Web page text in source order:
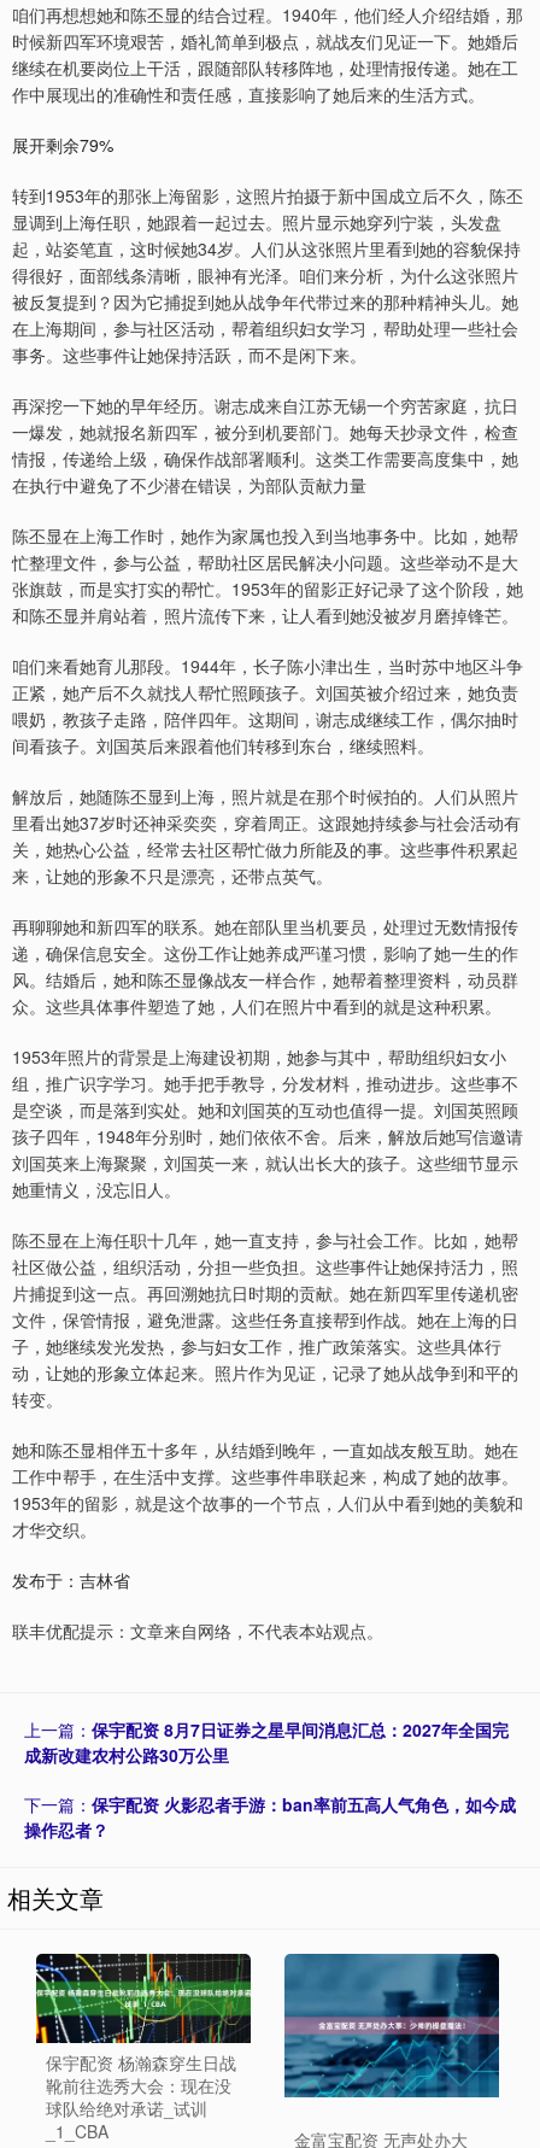
咱们再想想她和陈丕显的结合过程。1940年，他们经人介绍结婚，那
时候新四军环境艰苦，婚礼简单到极点，就战友们见证一下。她婚后
继续在机要岗位上干活，跟随部队转移阵地，处理情报传递。她在工
作中展现出的准确性和责任感，直接影响了她后来的生活方式。
展开剩余79%
转到1953年的那张上海留影，这照片拍摄于新中国成立后不久，陈丕
显调到上海任职，她跟着一起过去。照片显示她穿列宁装，头发盘
起，站姿笔直，这时候她34岁。人们从这张照片里看到她的容貌保持
得很好，面部线条清晰，眼神有光泽。咱们来分析，为什么这张照片
被反复提到？因为它捕捉到她从战争年代带过来的那种精神头儿。她
在上海期间，参与社区活动，帮着组织妇女学习，帮助处理一些社会
事务。这些事件让她保持活跃，而不是闲下来。
再深挖一下她的早年经历。谢志成来自江苏无锡一个穷苦家庭，抗日
一爆发，她就报名新四军，被分到机要部门。她每天抄录文件，检查
情报，传递给上级，确保作战部署顺利。这类工作需要高度集中，她
在执行中避免了不少潜在错误，为部队贡献力量
陈丕显在上海工作时，她作为家属也投入到当地事务中。比如，她帮
忙整理文件，参与公益，帮助社区居民解决小问题。这些举动不是大
张旗鼓，而是实打实的帮忙。1953年的留影正好记录了这个阶段，她
和陈丕显并肩站着，照片流传下来，让人看到她没被岁月磨掉锋芒。
咱们来看她育儿那段。1944年，长子陈小津出生，当时苏中地区斗争
正紧，她产后不久就找人帮忙照顾孩子。刘国英被介绍过来，她负责
喂奶，教孩子走路，陪伴四年。这期间，谢志成继续工作，偶尔抽时
间看孩子。刘国英后来跟着他们转移到东台，继续照料。
解放后，她随陈丕显到上海，照片就是在那个时候拍的。人们从照片
里看出她37岁时还神采奕奕，穿着周正。这跟她持续参与社会活动有
关，她热心公益，经常去社区帮忙做力所能及的事。这些事件积累起
来，让她的形象不只是漂亮，还带点英气。
再聊聊她和新四军的联系。她在部队里当机要员，处理过无数情报传
递，确保信息安全。这份工作让她养成严谨习惯，影响了她一生的作
风。结婚后，她和陈丕显像战友一样合作，她帮着整理资料，动员群
众。这些具体事件塑造了她，人们在照片中看到的就是这种积累。
1953年照片的背景是上海建设初期，她参与其中，帮助组织妇女小
组，推广识字学习。她手把手教导，分发材料，推动进步。这些事不
是空谈，而是落到实处。她和刘国英的互动也值得一提。刘国英照顾
孩子四年，1948年分别时，她们依依不舍。后来，解放后她写信邀请
刘国英来上海聚聚，刘国英一来，就认出长大的孩子。这些细节显示
她重情义，没忘旧人。
陈丕显在上海任职十几年，她一直支持，参与社会工作。比如，她帮
社区做公益，组织活动，分担一些负担。这些事件让她保持活力，照
片捕捉到这一点。再回溯她抗日时期的贡献。她在新四军里传递机密
文件，保管情报，避免泄露。这些任务直接帮到作战。她在上海的日
子，她继续发光发热，参与妇女工作，推广政策落实。这些具体行
动，让她的形象立体起来。照片作为见证，记录了她从战争到和平的
转变。
她和陈丕显相伴五十多年，从结婚到晚年，一直如战友般互助。她在
工作中帮手，在生活中支撑。这些事件串联起来，构成了她的故事。
1953年的留影，就是这个故事的一个节点，人们从中看到她的美貌和
才华交织。
发布于：吉林省
联丰优配提示：文章来自网络，不代表本站观点。
上一篇： 保宇配资 8月7日证券之星早间消息汇总：2027年全国完
成新改建农村公路30万公里
下一篇： 保宇配资 火影忍者手游：ban率前五高人气角色，如今成
操作忍者？
相关文章
保宇配资 杨瀚森穿生日战
靴前往选秀大会：现在没
球队给绝对承诺_试训
_1_CBA
金富宝配资 无声处办大